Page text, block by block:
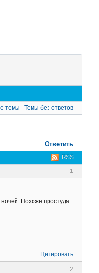
темы Темы без ответов
Ответить
RSS
1
Похоже простуда.
Цитировать
2